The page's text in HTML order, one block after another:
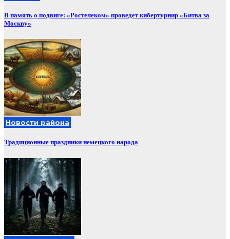
В память о подвиге: «Ростелеком» проведет кибертурнир «Битва за
Москву»
Новости района
Традиционные праздники немецкого народа